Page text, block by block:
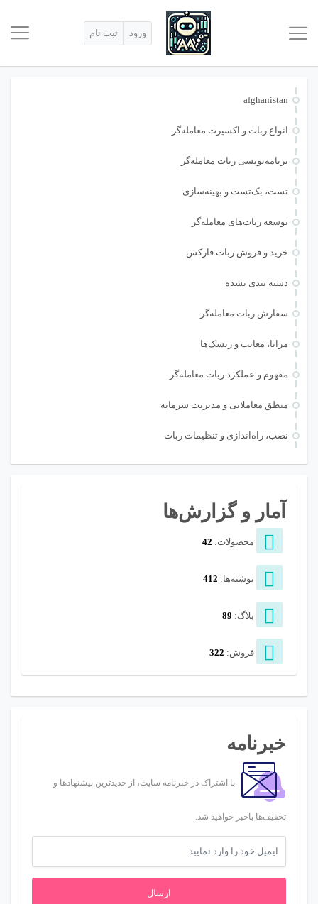
ورود ثبت نام
afghanistan
انواع ربات و اکسپرت معامله‌گر
برنامه‌نویسی ربات معامله‌گر
تست، بک‌تست و بهینه‌سازی
توسعه ربات‌های معامله‌گر
خرید و فروش ربات فارکس
دسته بندی نشده
سفارش ربات معامله‌گر
مزایا، معایب و ریسک‌ها
مفهوم و عملکرد ربات معامله‌گر
منطق معاملاتی و مدیریت سرمایه
نصب، راه‌اندازی و تنظیمات ربات
آمار و گزارش‌ها
محصولات: 42
نوشته‌ها: 412
بلاگ: 89
فروش: 322
خبرنامه
با اشتراک در خبرنامه سایت، از جدیدترین پیشنهادها و
تخفیف‌ها باخبر خواهید شد.
ارسال